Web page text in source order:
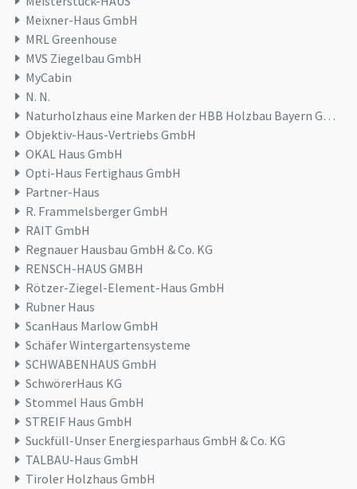
Meixner-Haus GmbH
MRL Greenhouse
MVS Ziegelbau GmbH
MyCabin
N. N.
Naturholzhaus eine Marken der HBB Holzbau Bayern GmbH & Co. KG
Objektiv-Haus-Vertriebs GmbH
OKAL Haus GmbH
Opti-Haus Fertighaus GmbH
Partner-Haus
R. Frammelsberger GmbH
RAIT GmbH
Regnauer Hausbau GmbH & Co. KG
RENSCH-HAUS GMBH
Rötzer-Ziegel-Element-Haus GmbH
Rubner Haus
ScanHaus Marlow GmbH
Schäfer Wintergartensysteme
SCHWABENHAUS GmbH
SchwörerHaus KG
Stommel Haus GmbH
STREIF Haus GmbH
Suckfüll-Unser Energiesparhaus GmbH & Co. KG
TALBAU-Haus GmbH
Tiroler Holzhaus GmbH